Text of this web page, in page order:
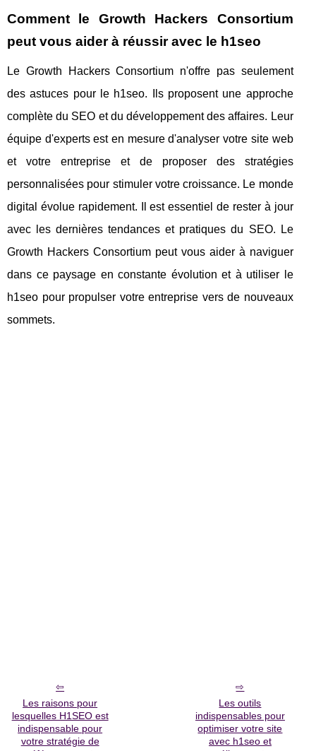
Comment le Growth Hackers Consortium
peut vous aider à réussir avec le h1seo
Le Growth Hackers Consortium n'offre pas seulement
des astuces pour le h1seo. Ils proposent une approche
complète du SEO et du développement des affaires. Leur
équipe d'experts est en mesure d'analyser votre site web
et votre entreprise et de proposer des stratégies
personnalisées pour stimuler votre croissance. Le monde
digital évolue rapidement. Il est essentiel de rester à jour
avec les dernières tendances et pratiques du SEO. Le
Growth Hackers Consortium peut vous aider à naviguer
dans ce paysage en constante évolution et à utiliser le
h1seo pour propulser votre entreprise vers de nouveaux
sommets.
Les raisons pour
lesquelles H1SEO est
indispensable pour
votre stratégie de
Les outils
indispensables pour
optimiser votre site
avec h1seo et